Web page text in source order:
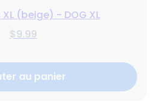
(beige) - DOG XL
$9.99
au panier